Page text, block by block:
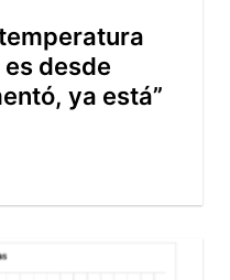
desde
ya está”